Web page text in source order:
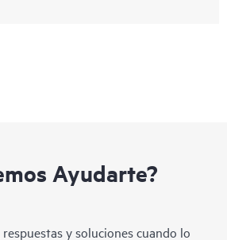
Ayudarte?
y soluciones cuando lo